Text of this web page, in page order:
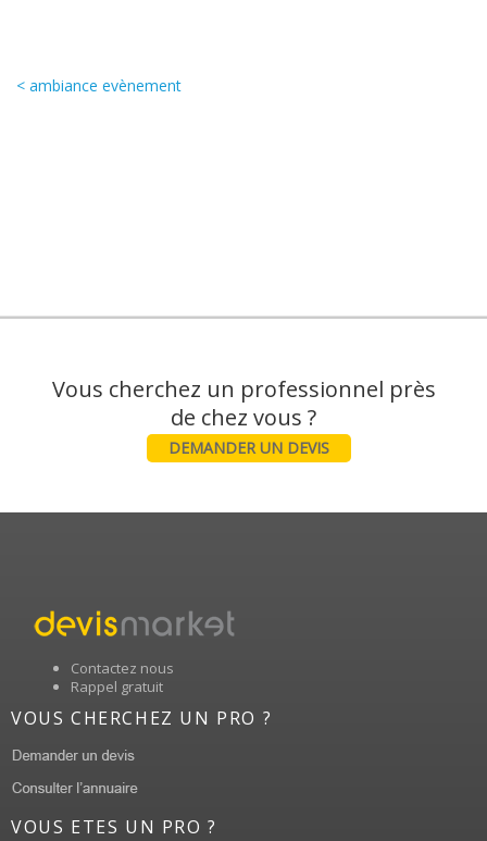
< ambiance evènement
Vous cherchez un professionnel près
DEMANDER UN DEVIS
Contactez nous
Rappel gratuit
VOUS CHERCHEZ UN PRO ?
VOUS ETES UN PRO ?